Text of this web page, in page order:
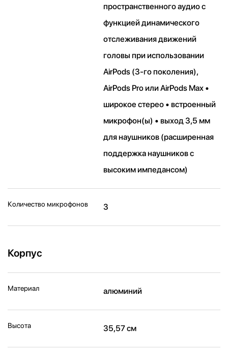
пространственного аудио с
функцией динамического
отслеживания движений
головы при использовании
AirPods (3‑го поколения),
AirPods Pro или AirPods Max •
широкое стерео • встроенный
микрофон(ы) • выход 3,5 мм
для наушников (расширенная
поддержка наушников с
высоким импедансом)
Количество микрофонов 3
Корпус
Материал алюминий
Высота 35,57 см